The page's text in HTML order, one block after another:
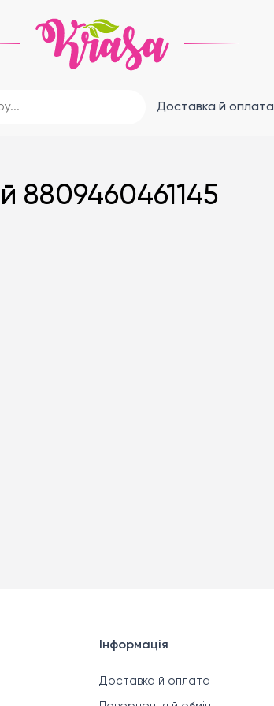
Доставка й оплата
8809460461145
Інформація
Доставка й оплата